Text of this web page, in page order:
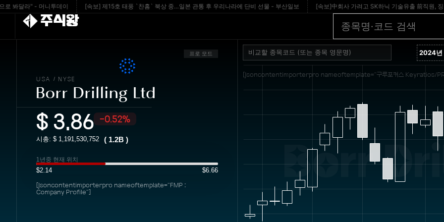
라" - 머니투데이 [속보] 제15호 태풍 `찬홈` 북상 중…일본 관통 후 우리나라에 단비 선물 - 부산일보 [속보]中회사 가려고 SK하닉 기술유출 前직원, 징역 1년
주식왕
프로 모드
USA / NYSE
Borr Drilling Ltd
$ 3.86 -0.52%
시총: $ 1,191,530,752 ( 1.2B )
1년중 현재 위치
$2.14 $6.66
[jsoncontentimporterpro nameoftemplate="FMP :
Company Profile"]
Borr
[jsoncontentimporterpro nameoftemplate="구루포커스 Keyratios/